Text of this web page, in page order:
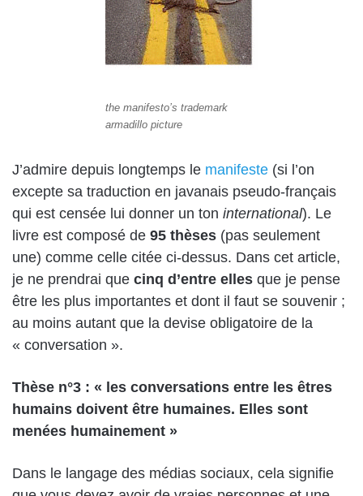
the manifesto’s trademark
armadillo picture
J’admire depuis longtemps le manifeste (si l’on
excepte sa traduction en javanais pseudo-français
qui est censée lui donner un ton international). Le
livre est composé de 95 thèses (pas seulement
une) comme celle citée ci-dessus. Dans cet article,
je ne prendrai que cinq d’entre elles que je pense
être les plus importantes et dont il faut se souvenir ;
au moins autant que la devise obligatoire de la
« conversation ».
Thèse n°3 : « les conversations entre les êtres
humains doivent être humaines. Elles sont
menées humainement »
Dans le langage des médias sociaux, cela signifie